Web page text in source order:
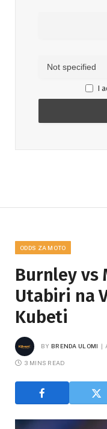
I
ODDS ZA MOTO
Burnley vs
Utabiri na
Kubeti
BY BRENDA ULOMI
3 MINS READ